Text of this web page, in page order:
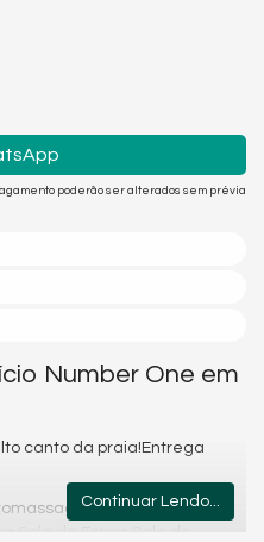
poderão ser alterados sem prévia
Number One em
canto da praia!Entrega
Churrasqueira•
Sala de Estar• Sala de
Continuar Lendo...